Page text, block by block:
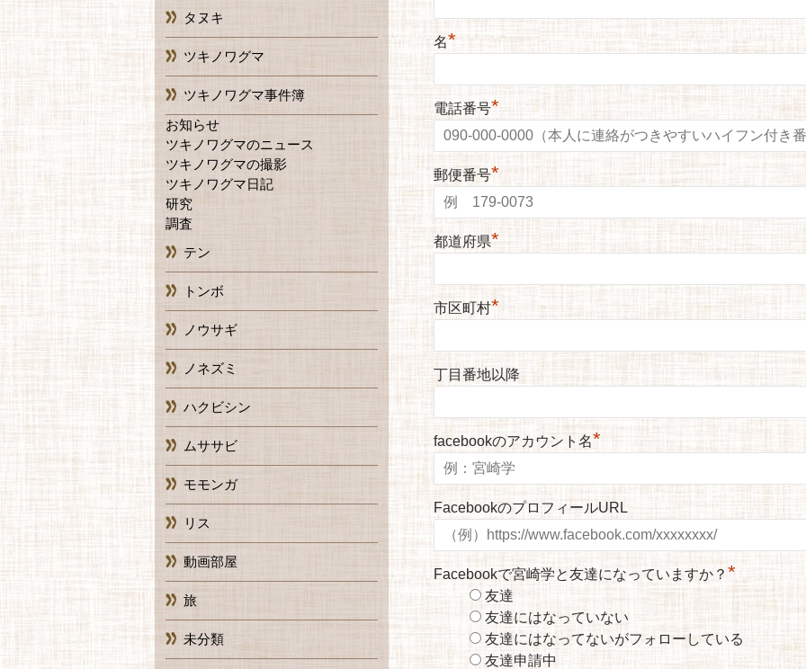
名*
電話番号*
郵便番号*
都道府県*
市区町村*
丁目番地以降
facebookのアカウント名*
FacebookのプロフィールURL
Facebookで宮崎学と友達になっていますか？ *
友達
友達にはなっていない
友達にはなってないがフォローしている
友達申請中
タヌキ
ツキノワグマ
ツキノワグマ事件簿
お知らせ
ツキノワグマのニュース
ツキノワグマの撮影
ツキノワグマ日記
研究
調査
テン
トンボ
ノウサギ
ノネズミ
ハクビシン
ムササビ
モモンガ
リス
動画部屋
旅
未分類